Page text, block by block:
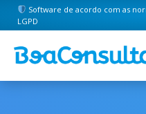
Software de acordo com as
LGPD